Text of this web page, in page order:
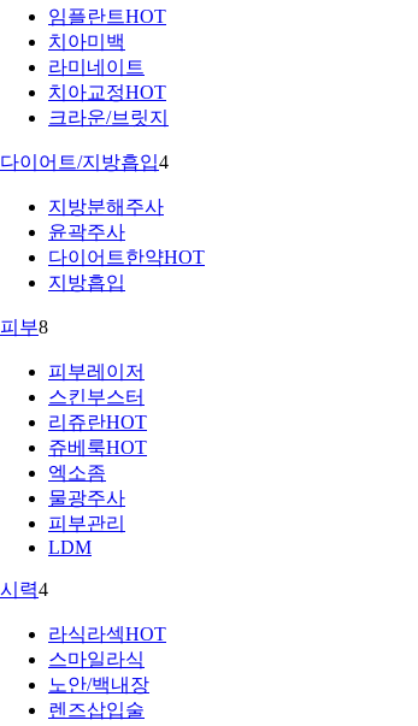
임플란트HOT
치아미백
라미네이트
치아교정HOT
크라운/브릿지
다이어트/지방흡입4
지방분해주사
윤곽주사
다이어트한약HOT
지방흡입
피부8
피부레이저
스킨부스터
리쥬란HOT
쥬베룩HOT
엑소좀
물광주사
피부관리
LDM
시력4
라식라섹HOT
스마일라식
노안/백내장
렌즈삽입술